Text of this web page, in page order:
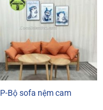
P-Bộ sofa nệm cam